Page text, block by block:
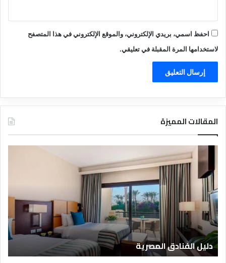
احفظ اسمي، بريدي الإلكتروني، والموقع الإلكتروني في هذا المتصفح
لاستخدامها المرة المقبلة في تعليقي.
المقالات المميزة
ا
ل
ف
ن
ا
د
ق
دليل الفنادق المصرية